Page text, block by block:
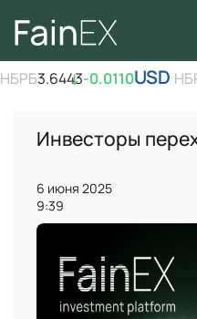
3.6443
↓-0.0110USD
Инвесторы
6 июня 2025
9:39